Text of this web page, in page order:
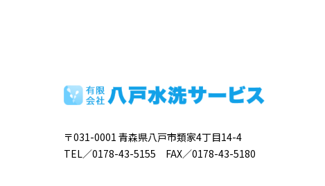
〒031-0001 青森県八戸市類家4丁目14-4
TEL／0178-43-5155 FAX／0178-43-5180